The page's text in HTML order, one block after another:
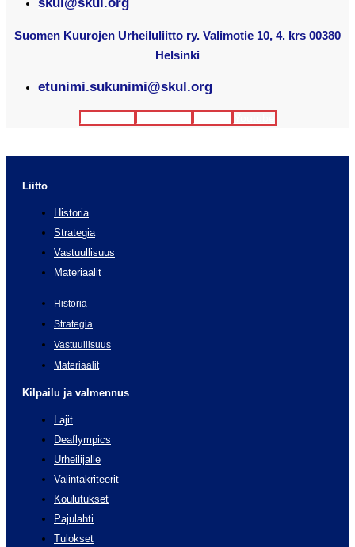
Suomen Kuurojen Urheiluliitto ry. Valimotie 10, 4. krs 00380
Helsinki
etunimi.sukunimi@skul.org
Liitto
Historia
Strategia
Vastuullisuus
Materiaalit
Historia
Strategia
Vastuullisuus
Materiaalit
Kilpailu ja valmennus
Lajit
Deaflympics
Urheilijalle
Valintakriteerit
Koulutukset
Pajulahti
Tulokset